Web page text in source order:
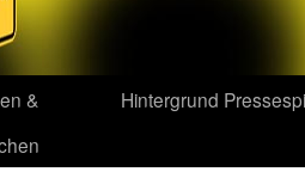
&
Hintergrund